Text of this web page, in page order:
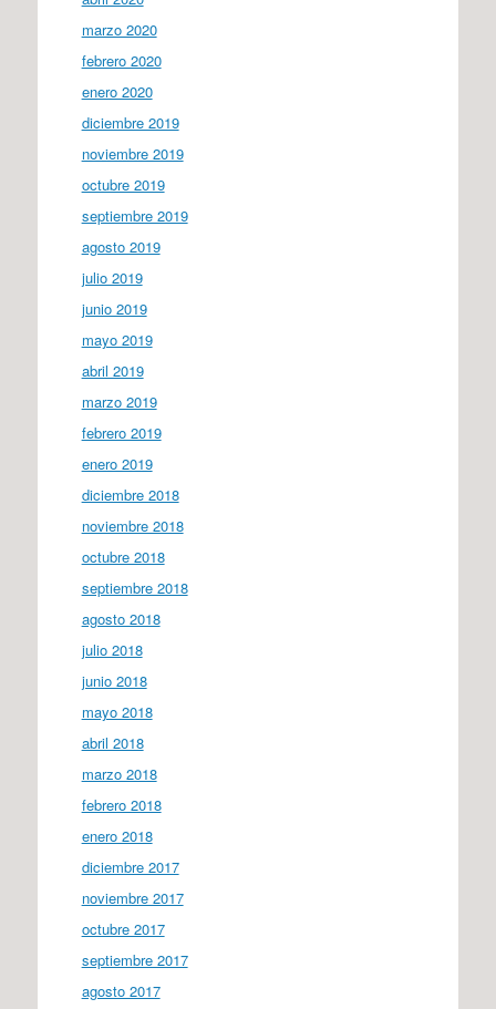
marzo 2020
febrero 2020
enero 2020
diciembre 2019
noviembre 2019
octubre 2019
septiembre 2019
agosto 2019
julio 2019
junio 2019
mayo 2019
abril 2019
marzo 2019
febrero 2019
enero 2019
diciembre 2018
noviembre 2018
octubre 2018
septiembre 2018
agosto 2018
julio 2018
junio 2018
mayo 2018
abril 2018
marzo 2018
febrero 2018
enero 2018
diciembre 2017
noviembre 2017
octubre 2017
septiembre 2017
agosto 2017